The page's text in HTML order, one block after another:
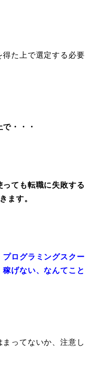
得た上で選定する必要
・・・
っても転職に失敗する
ます。
プログラミングスクー
げない、なんてこと
ってないか、注意し